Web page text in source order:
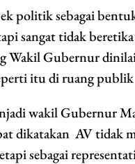
politik sebagai
sangat tidak
Wakil Gubernur
itu di ruang publik
wakil Gubernur
dikatakan AV tidak
sebagai